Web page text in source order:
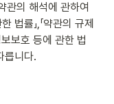
관의 해석에 관하여
법률」,「약관의 규제
보보호 등에 관한 법
릅니다.